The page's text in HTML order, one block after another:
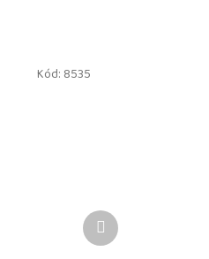
Kód: 8535
Další
produkt